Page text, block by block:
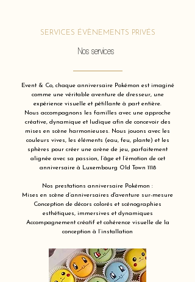
SERVICES ÉVÈNEMENTS PRIVÉS
Nos services
Event & Co, chaque anniversaire Pokémon est imaginé
comme une véritable aventure de dresseur, une
expérience visuelle et pétillante à part entière.
Nous accompagnons les familles avec une approche
créative, dynamique et ludique afin de concevoir des
mises en scène harmonieuses. Nous jouons avec les
couleurs vives, les éléments (eau, feu, plante) et les
sphères pour créer une arène de jeu, parfaitement
alignée avec sa passion, l’âge et l’émotion de cet
anniversaire à Luxembourg Old Town 1118
Nos prestations anniversaire Pokémon :
Mises en scène d’anniversaires d'aventure sur-mesure
Conception de décors colorés et scénographies
esthétiques, immersives et dynamiques
Accompagnement créatif et cohérence visuelle de la
conception à l’installation